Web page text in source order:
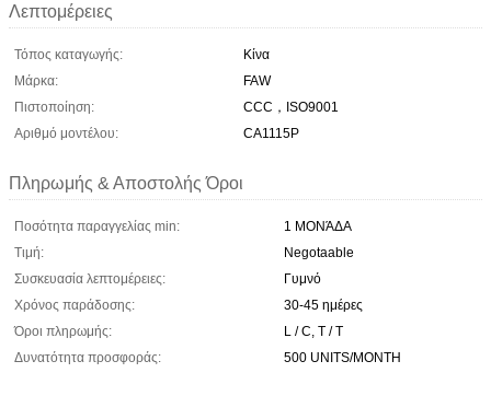
Λεπτομέρειες
Τόπος καταγωγής:
Κίνα
Μάρκα:
FAW
Πιστοποίηση:
CCC，ISO9001
Αριθμό μοντέλου:
CA1115P
Πληρωμής & Αποστολής Όροι
Ποσότητα παραγγελίας min:
1 ΜΟΝΆΔΑ
Τιμή:
Negotaable
Συσκευασία λεπτομέρειες:
Γυμνό
Χρόνος παράδοσης:
30-45 ημέρες
Όροι πληρωμής:
L / C, T / T
Δυνατότητα προσφοράς:
500 UNITS/MONTH